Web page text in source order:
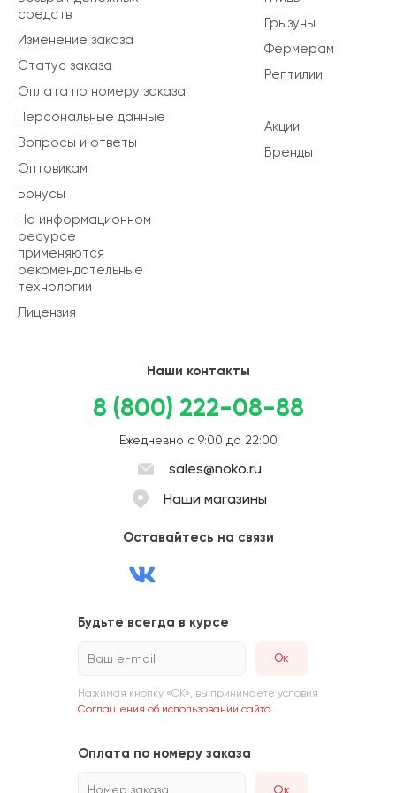
Грызуны
Фермерам
Рептилии
Акции
Бренды
средств
Изменение заказа
Статус заказа
Оплата по номеру заказа
Персональные данные
Вопросы и ответы
Оптовикам
Бонусы
На информационном
ресурсе
применяются
рекомендательные
технологии
Лицензия
Наши контакты
8 (800) 222-08-88
Ежедневно с 9:00 до 22:00
sales@noko.ru
Наши магазины
Оставайтесь на связи
Будьте всегда в курсе
Ваш e-mail
Нажимая кнопку «ОК», вы принимаете условия
Соглашения об использовании сайта
Оплата по номеру заказа
Номер заказа Ок